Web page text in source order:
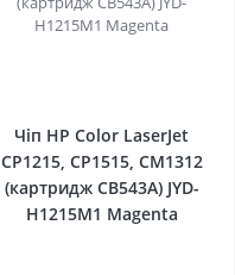
Чіп HP Color LaserJet
CP1215, CP1515, CM1312
(картридж CB543A) JYD-
H1215M1 Magenta